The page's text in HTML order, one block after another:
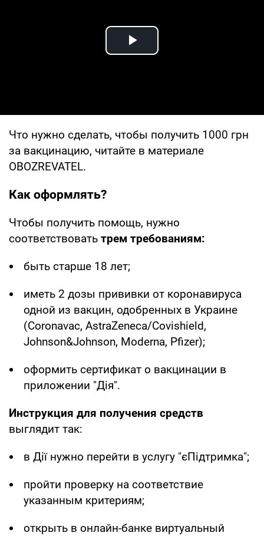
Play Video
Что нужно сделать, чтобы получить 1000 грн
за вакцинацию, читайте в материале
OBOZREVATEL.
Как оформлять?
Чтобы получить помощь, нужно
соответствовать трем требованиям:
быть старше 18 лет;
иметь 2 дозы прививки от коронавируса
одной из вакцин, одобренных в Украине
(Coronavac, AstraZeneca/Covishield,
Johnson&Johnson, Moderna, Pfizer);
оформить сертификат о вакцинации в
приложении "Дія".
Инструкция для получения средств
выглядит так:
в Дії нужно перейти в услугу "єПідтримка";
пройти проверку на соответствие
указанным критериям;
открыть в онлайн-банке виртуальный